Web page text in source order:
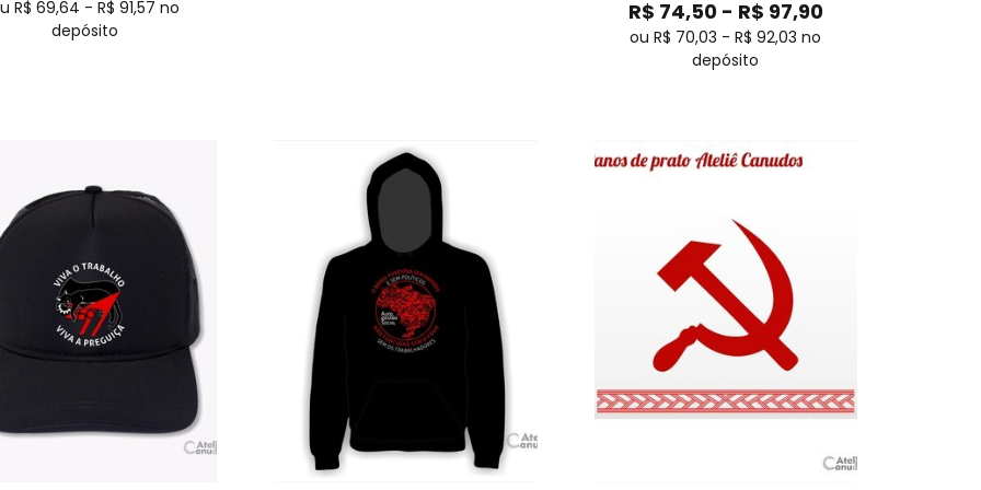
R$69,64 - R$91,57 no
depósito
R$ 74,50 - R$ 97,90
ou R$ 70,03 - R$92,03 no
depósito